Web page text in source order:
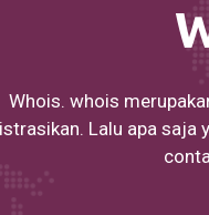
Whois. whois
Lalu apa saja